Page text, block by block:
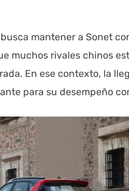
mantener a Sonet
muchos rivales chinos
En ese contexto, la
para su desempeño